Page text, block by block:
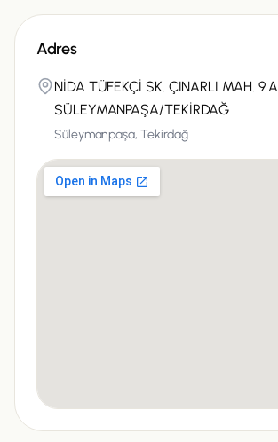
Adres
NİDA TÜFEKÇİ SK. ÇINARLI MAH. 9 A
SÜLEYMANPAŞA/TEKİRDAĞ
Süleymanpaşa, Tekirdağ